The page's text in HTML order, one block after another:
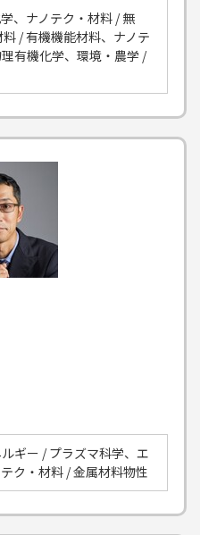
、ナノテク・材料 / 無
/ 有機機能材料、ナノテ
有機化学、環境・農学 /
ギー / プラズマ科学、エ
ク・材料 / 金属材料物性